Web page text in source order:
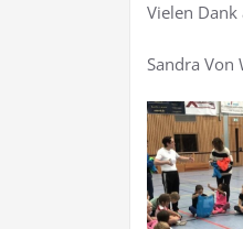
Vielen
Sandra Von